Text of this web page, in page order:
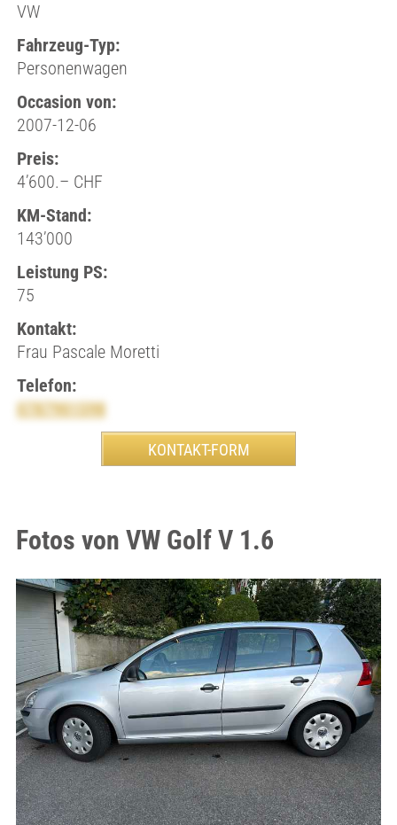
VW
Fahrzeug-Typ:
Personenwagen
Occasion von:
2007-12-06
Preis:
4’600.– CHF
KM-Stand:
143’000
Leistung PS:
75
Kontakt:
Frau Pascale Moretti
Telefon:
0787901598
Fotos von VW Golf V 1.6